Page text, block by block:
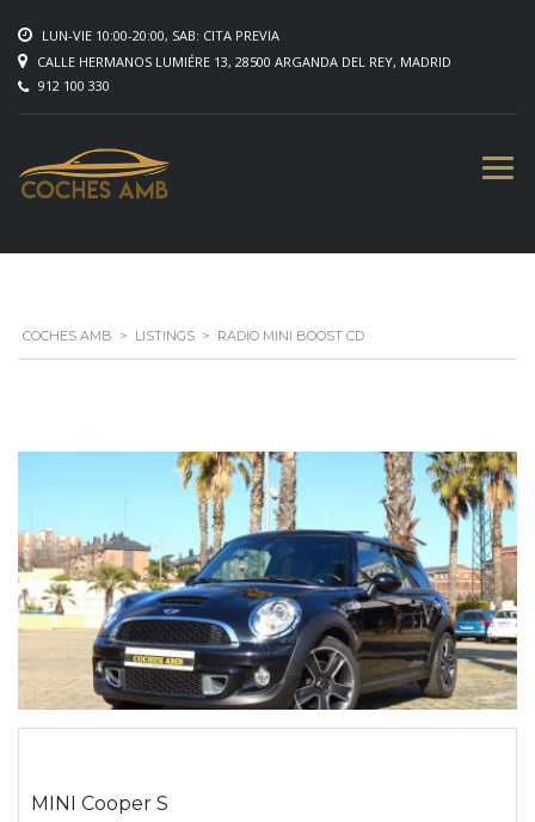
LUN-VIE 10:00-20:00, SAB: CITA PREVIA
CALLE HERMANOS LUMIÉRE 13, 28500 ARGANDA DEL REY, MADRID
912 100 330
COCHES AMB > LISTINGS > RADIO MINI BOOST CD
MINI Cooper S